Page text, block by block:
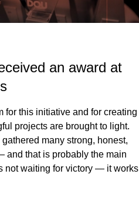
an award at
for this initiative and for creating
projects are brought to light.
many strong, honest,
and that is probably the main
not waiting for victory — it works